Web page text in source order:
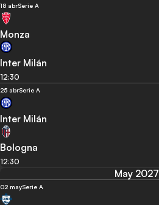
18 abrSerie A
Monza
Inter Milán
12:30
25 abrSerie A
Inter Milán
Bologna
12:30
May 2027
02 maySerie A